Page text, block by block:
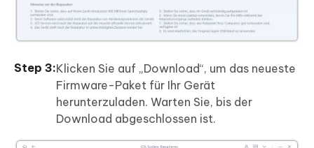
Klicken Sie auf „Download“, um das neueste
Firmware-Paket für Ihr Gerät
herunterzuladen. Warten Sie, bis der
Download abgeschlossen ist.